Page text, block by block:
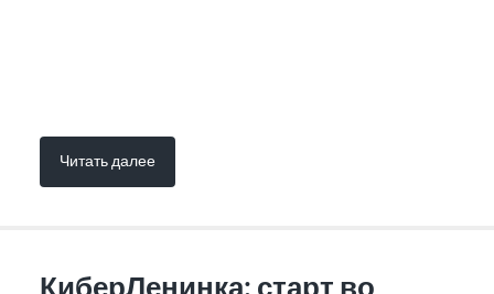
Читать далее
КиберЛенинка: старт во